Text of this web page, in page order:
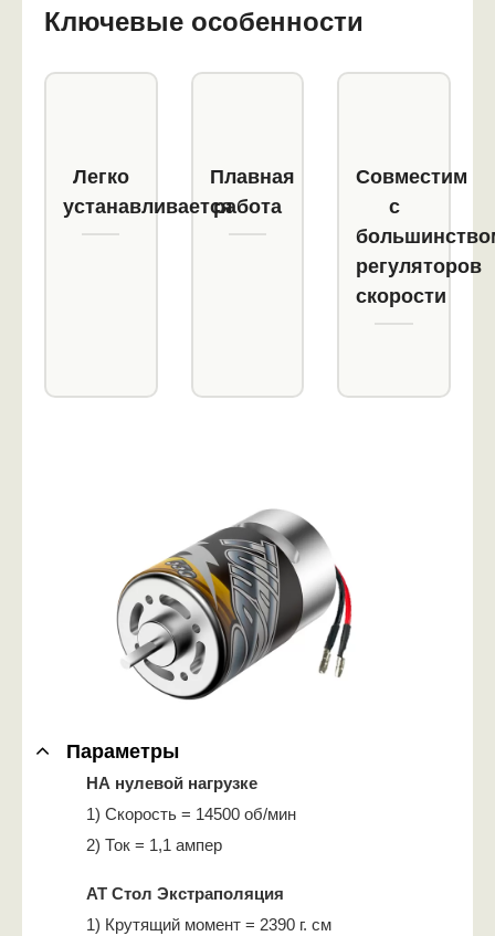
Ключевые особенности
Легко
устанавливается
Плавная
работа
Совместим
с
регуляторов
скорости
Параметры
НА нулевой нагрузке
1) Скорость = 14500 об/мин
2) Ток = 1,1 ампер
AT Стол Экстраполяция
1) Крутящий момент = 2390 г. см